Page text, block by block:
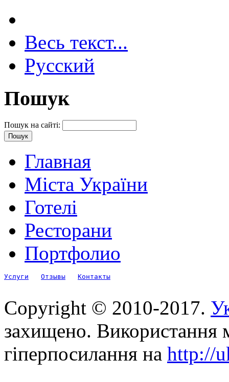
Весь текст...
Русский
Пошук
Пошук на сайті:
Главная
Міста України
Готелі
Ресторани
Портфолио
Услуги Отзывы Контакты
Copyright © 2010-2017.
захищено. Використання
гіперпосилання на http://